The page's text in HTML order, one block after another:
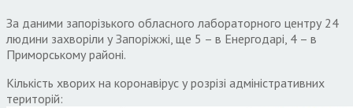
За даними запорізького обласного лабораторного центру 24
людини захворіли у Запоріжжі, ще 5 – в Енергодарі, 4 – в
Приморському районі.
Кількість хворих на коронавірус у розрізі адміністративних
територій: